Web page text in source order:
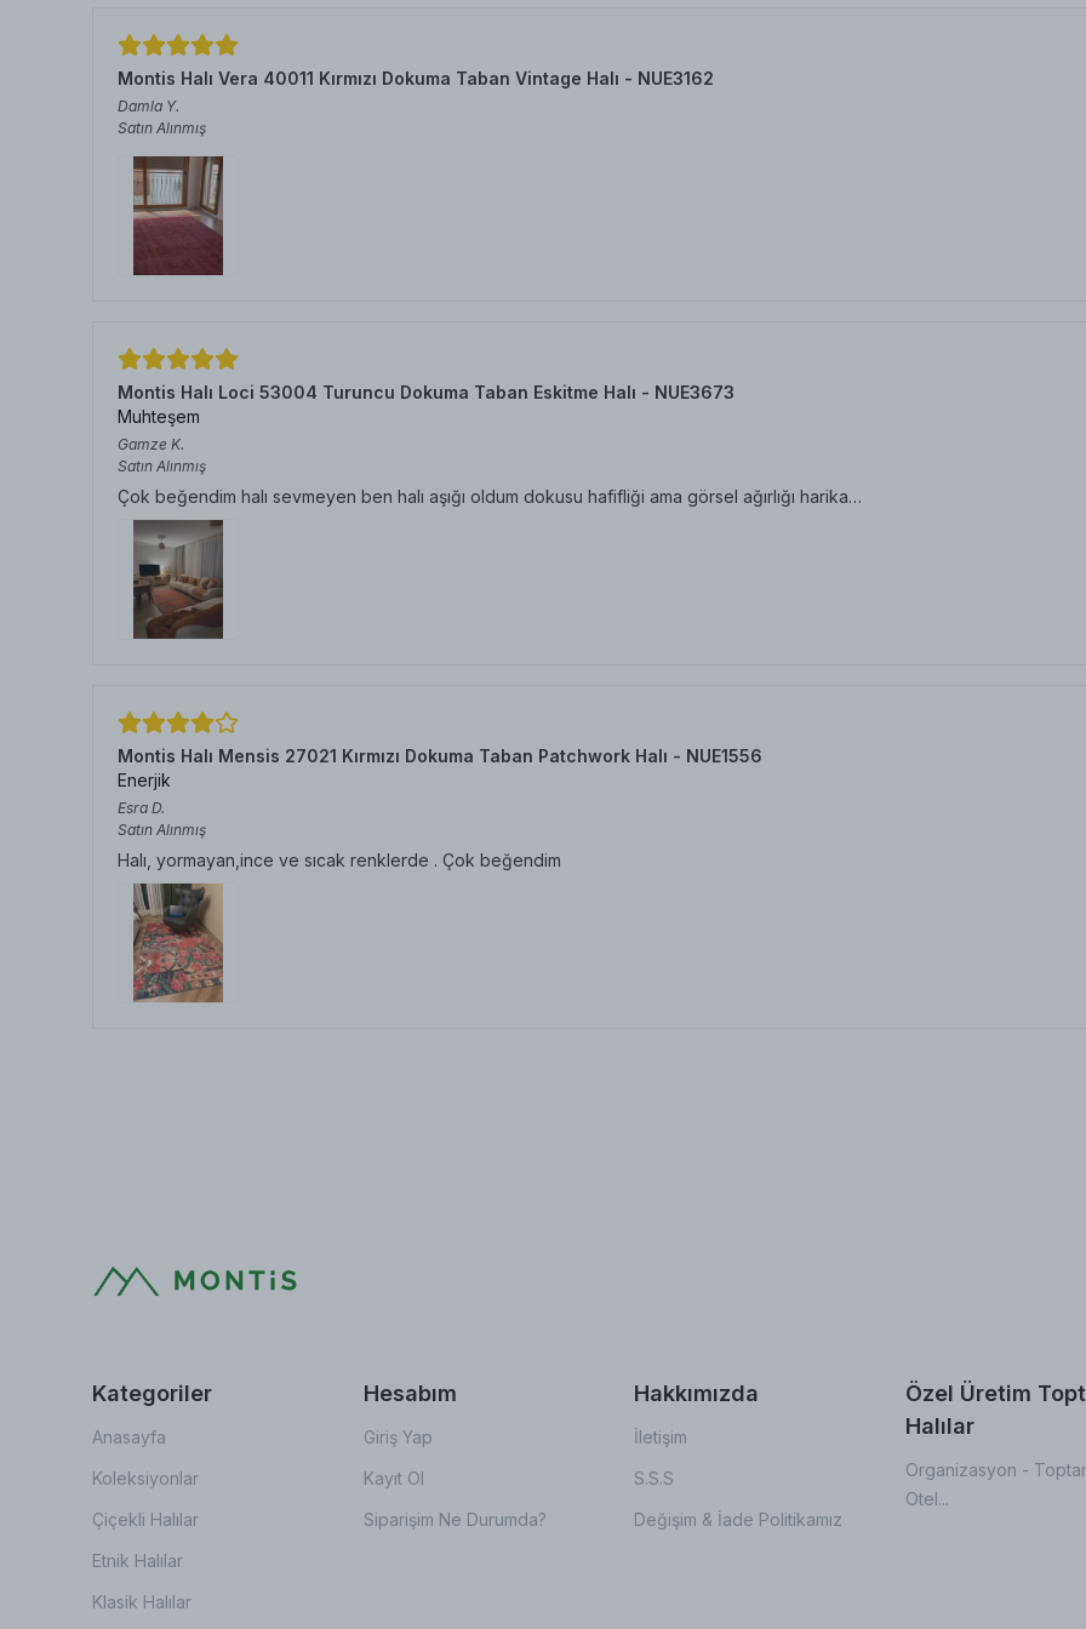
Montis Halı Vera 40011 Kırmızı Dokuma Taban Vintage Halı - NUE3162
Damla Y.
Satın Alınmış
Montis Halı Loci 53004 Turuncu Dokuma Taban Eskitme Halı - NUE3673
Muhteşem
Gamze K.
Satın Alınmış
Çok beğendim halı sevmeyen ben halı aşığı oldum dokusu hafifliği ama görsel ağırlığı harika…
Montis Halı Mensis 27021 Kırmızı Dokuma Taban Patchwork Halı - NUE1556
Enerjik
Esra D.
Satın Alınmış
Halı, yormayan,ince ve sıcak renklerde . Çok beğendim
Kategoriler
Anasayfa
Koleksiyonlar
Çiçekli Halılar
Etnik Halılar
Klasik Halılar
Hesabım
Giriş Yap
Kayıt Ol
Siparişim Ne Durumda?
Hakkımızda
İletişim
S.S.S
Değişim & İade Politikamız
Özel Üretim
Halılar
Organizasyon -
Otel...